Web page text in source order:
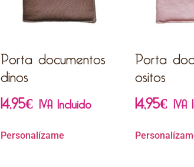
Porta documentos
dinos
14,95€ IVA Incluido
Personalízame
Porta
ositos
14,95€ IVA